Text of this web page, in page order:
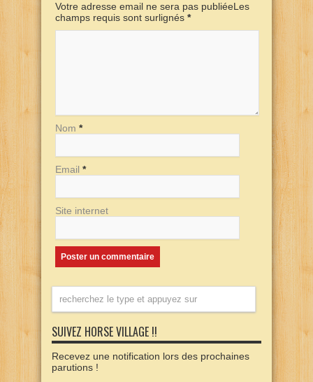
Votre adresse email ne sera pas publiéeLes
champs requis sont surlignés *
Nom *
Email *
Site internet
SUIVEZ HORSE VILLAGE !!
Recevez une notification lors des prochaines
parutions !